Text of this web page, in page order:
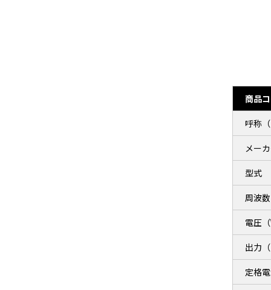
商品
呼称（
メー
型式
周波数
電圧（
出力（
定格電